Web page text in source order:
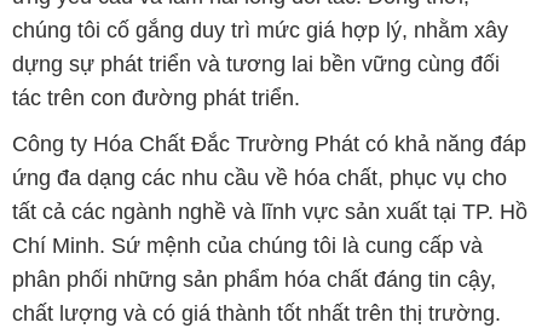
chúng tôi cố gắng duy trì mức giá hợp lý, nhằm xây
dựng sự phát triển và tương lai bền vững cùng đối
tác trên con đường phát triển.
Công ty Hóa Chất Đắc Trường Phát có khả năng đáp
ứng đa dạng các nhu cầu về hóa chất, phục vụ cho
tất cả các ngành nghề và lĩnh vực sản xuất tại TP. Hồ
Chí Minh. Sứ mệnh của chúng tôi là cung cấp và
phân phối những sản phẩm hóa chất đáng tin cậy,
chất lượng và có giá thành tốt nhất trên thị trường.